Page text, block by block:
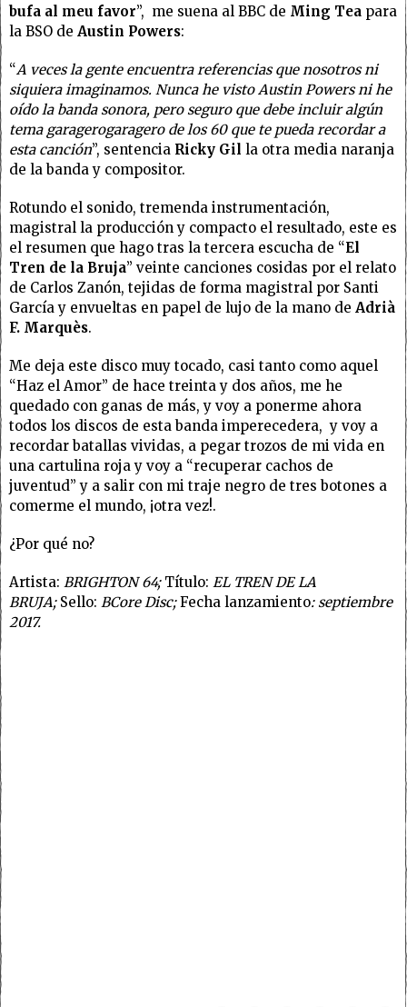
bufa al meu favor”, me suena al BBC de Ming Tea para
la BSO de Austin Powers:
“A veces la gente encuentra referencias que nosotros ni
siquiera imaginamos. Nunca he visto Austin Powers ni he
oído la banda sonora, pero seguro que debe incluir algún
tema garagerogaragero de los 60 que te pueda recordar a
esta canción”, sentencia Ricky Gil la otra media naranja
de la banda y compositor.
Rotundo el sonido, tremenda instrumentación,
magistral la producción y compacto el resultado, este es
el resumen que hago tras la tercera escucha de “El
Tren de la Bruja” veinte canciones cosidas por el relato
de Carlos Zanón, tejidas de forma magistral por Santi
García y envueltas en papel de lujo de la mano de Adrià
F. Marquès.
Me deja este disco muy tocado, casi tanto como aquel
“Haz el Amor” de hace treinta y dos años, me he
quedado con ganas de más, y voy a ponerme ahora
todos los discos de esta banda imperecedera, y voy a
recordar batallas vividas, a pegar trozos de mi vida en
una cartulina roja y voy a “recuperar cachos de
juventud” y a salir con mi traje negro de tres botones a
comerme el mundo, ¡otra vez!.
¿Por qué no?
Artista: BRIGHTON 64;Título: EL TREN DE LA
BRUJA; Sello: BCore Disc;Fecha lanzamiento: septiembre
2017.